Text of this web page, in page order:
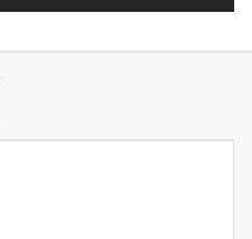
ettirmiyorlar!.."